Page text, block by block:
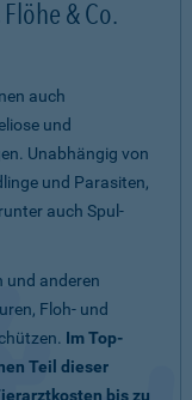
& Co.
auch
und
Unabhängig von
und Parasiten,
auch Spul-
und anderen
Floh- und
Im Top-
Teil dieser
bis zu